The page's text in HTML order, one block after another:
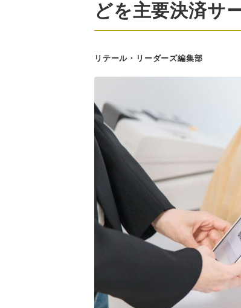
どを主要決済サ
リテール・リーダーズ編集部